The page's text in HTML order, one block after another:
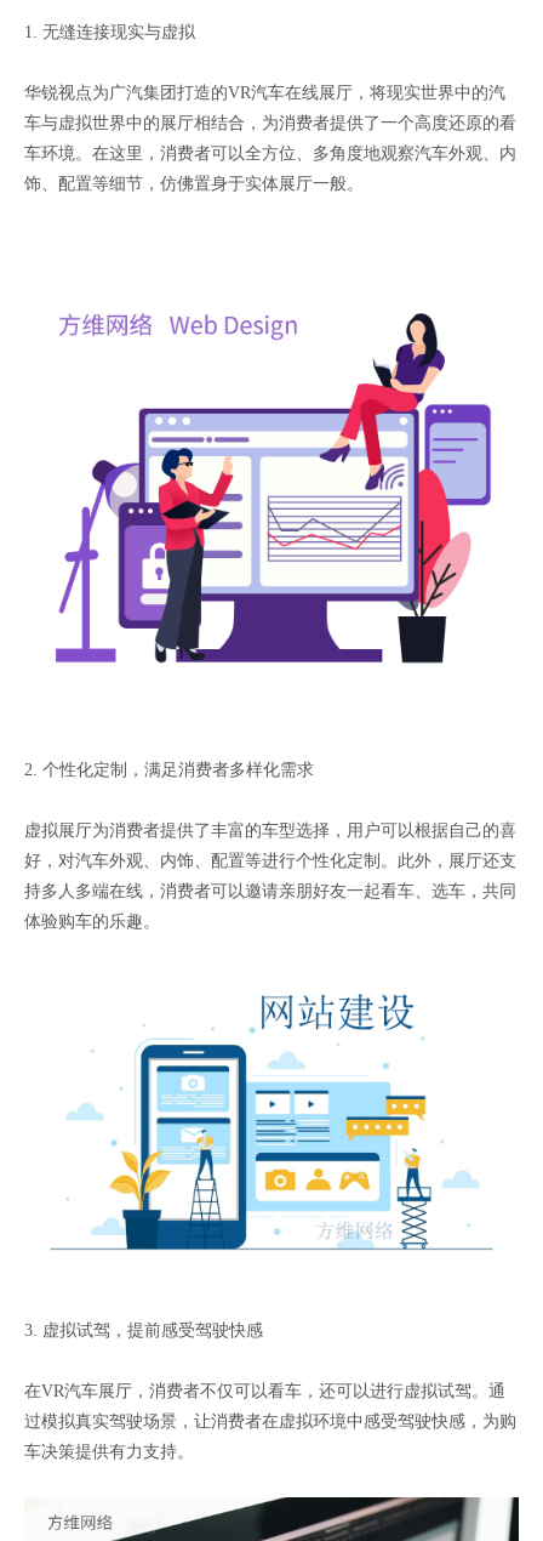
1. 无缝连接现实与虚拟
华锐视点为广汽集团打造的VR汽车在线展厅，将现实世界中的汽
车与虚拟世界中的展厅相结合，为消费者提供了一个高度还原的看
车环境。在这里，消费者可以全方位、多角度地观察汽车外观、内
饰、配置等细节，仿佛置身于实体展厅一般。
2. 个性化定制，满足消费者多样化需求
虚拟展厅为消费者提供了丰富的车型选择，用户可以根据自己的喜
好，对汽车外观、内饰、配置等进行个性化定制。此外，展厅还支
持多人多端在线，消费者可以邀请亲朋好友一起看车、选车，共同
体验购车的乐趣。
3. 虚拟试驾，提前感受驾驶快感
在VR汽车展厅，消费者不仅可以看车，还可以进行虚拟试驾。通
过模拟真实驾驶场景，让消费者在虚拟环境中感受驾驶快感，为购
车决策提供有力支持。